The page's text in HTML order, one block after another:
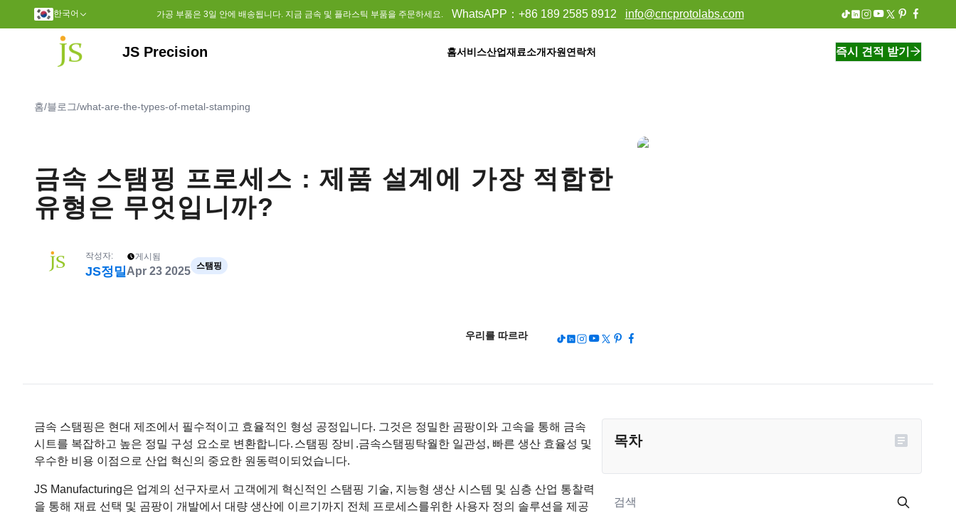
한국어 가공 부품은 3일 안에 배송됩니다. 지금 금속 및 플라스틱 부품을 주문하세요. WhatsAPP： +86 189 2585 8912 info@cncprotolabs.com
JS Precision 홈서비스산업재료소개자원연락처 즉시 견적 받기
홈/블로그/what-are-the-types-of-metal-stamping
금속 스탬핑 프로세스 : 제품 설계에 가장 적합한
유형은 무엇입니까?
작성자:
JS정밀
게시됨
Apr 23 2025 스탬핑
우리를 따르라
금속 스탬핑은 현대 제조에서 필수적이고 효율적인 형성 공정입니다. 그것은 정밀한 곰팡이와 고속을 통해 금속
시트를 복잡하고 높은 정밀 구성 요소로 변환합니다. 스탬핑 장비 .금속스탬핑탁월한 일관성, 빠른 생산 효율성 및
우수한 비용 이점으로 산업 혁신의 중요한 원동력이되었습니다.
JS Manufacturing은 업계의 선구자로서 고객에게 혁신적인 스탬핑 기술, 지능형 생산 시스템 및 심층 산업 통찰력
을 통해 재료 선택 및 곰팡이 개발에서 대량 생산에 이르기까지 전체 프로세스를위한 사용자 정의 솔루션을 제공
목차